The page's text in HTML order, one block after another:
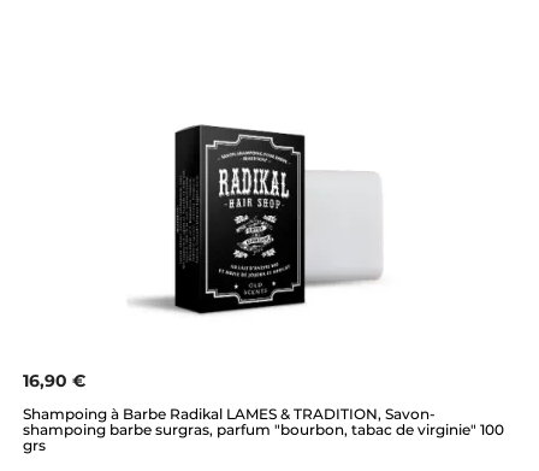
16,90 €
Shampoing à Barbe Radikal LAMES & TRADITION, Savon-
shampoing barbe surgras, parfum "bourbon, tabac de virginie" 100
grs